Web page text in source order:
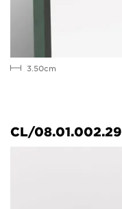
3.50cm
CL/08.01.002.29